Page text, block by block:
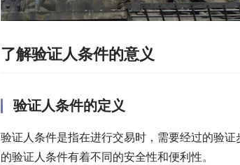
了解验证人条件的意义
验证人条件的定义
验证人条件是指在进行交易时，需要经过的验
的验证人条件有着不同的安全性和便利性。